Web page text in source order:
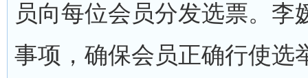
员向每位会员分发选票。
事项，确保会员正确行使选